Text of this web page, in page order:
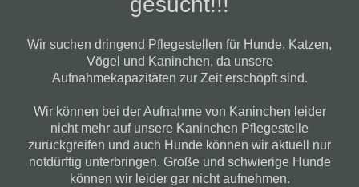
Wir suchen dringend Pflegestellen für Hunde, Katzen,
Vögel und Kaninchen, da unsere
Aufnahmekapazitäten zur Zeit erschöpft sind.
Wir können bei der Aufnahme von Kaninchen leider
nicht mehr auf unsere Kaninchen Pflegestelle
zurückgreifen und auch Hunde können wir aktuell nur
notdürftig unterbringen. Große und schwierige Hunde
können wir leider gar nicht aufnehmen.